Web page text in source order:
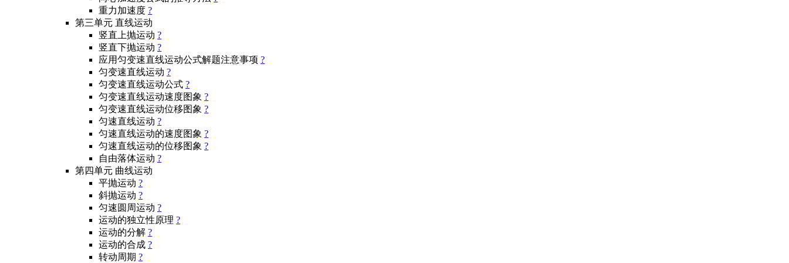
重力加速度 ?
第三单元 直线运动
竖直上抛运动 ?
竖直下抛运动 ?
应用匀变速直线运动公式解题注意事项 ?
匀变速直线运动 ?
匀变速直线运动公式 ?
匀变速直线运动速度图象 ?
匀变速直线运动位移图象 ?
匀速直线运动 ?
匀速直线运动的速度图象 ?
匀速直线运动的位移图象 ?
自由落体运动 ?
第四单元 曲线运动
平抛运动 ?
斜抛运动 ?
匀速圆周运动 ?
运动的独立性原理 ?
运动的分解 ?
运动的合成 ?
转动周期 ?